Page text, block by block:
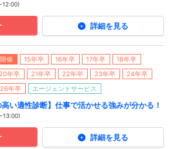
詳細を見る
催 15年卒 16年卒 17年卒
18年卒
年卒 21年卒 22年卒 23年卒
24年卒
26年卒 エージェントサービス
高い適性診断】仕事で活かせる強みが分かる！
詳細を見る